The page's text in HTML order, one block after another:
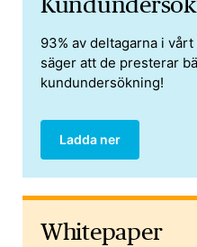
93% av deltagarna i
säger att de presterar
kundundersökning!
Ladda ner
Whitepaper